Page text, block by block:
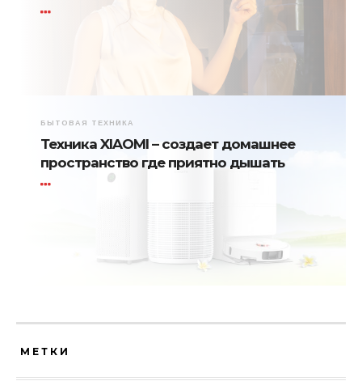
БЫТОВАЯ ТЕХНИКА
Техника XIAOMI – создает домашнее
пространство где приятно дышать
МЕТКИ